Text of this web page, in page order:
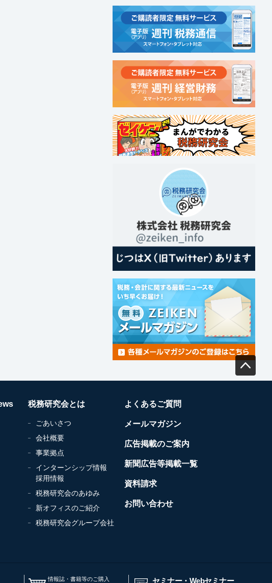
税務研究会とは
ごあいさつ
会社概要
事業拠点
インターンシップ情報
採用情報
税務研究会のあゆみ
新オフィスのご紹介
税務研究会グループ会社
よくあるご質問
メールマガジン
広告掲載のご案内
新聞広告等掲載一覧
資料請求
お問い合わせ
情報誌・書籍等のご購入 セミナー・Webセミナー